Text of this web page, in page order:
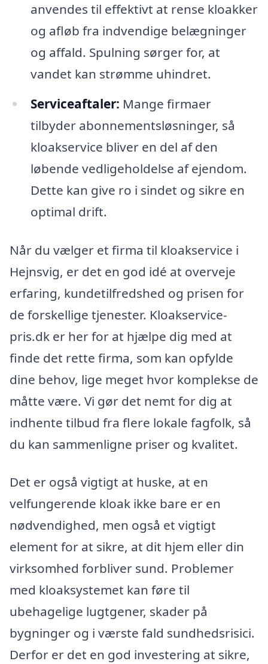
anvendes til effektivt at rense kloakker
og afløb fra indvendige belægninger
og affald. Spulning sørger for, at
vandet kan strømme uhindret.
Serviceaftaler: Mange firmaer
tilbyder abonnementsløsninger, så
kloakservice bliver en del af den
løbende vedligeholdelse af ejendom.
Dette kan give ro i sindet og sikre en
optimal drift.
Når du vælger et firma til kloakservice i
Hejnsvig, er det en god idé at overveje
erfaring, kundetilfredshed og prisen for
de forskellige tjenester. Kloakservice-
pris.dk er her for at hjælpe dig med at
finde det rette firma, som kan opfylde
dine behov, lige meget hvor komplekse de
måtte være. Vi gør det nemt for dig at
indhente tilbud fra flere lokale fagfolk, så
du kan sammenligne priser og kvalitet.
Det er også vigtigt at huske, at en
velfungerende kloak ikke bare er en
nødvendighed, men også et vigtigt
element for at sikre, at dit hjem eller din
virksomhed forbliver sund. Problemer
med kloaksystemet kan føre til
ubehagelige lugtgener, skader på
bygninger og i værste fald sundhedsrisici.
Derfor er det en god investering at sikre,